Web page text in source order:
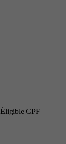
Éligible CPF